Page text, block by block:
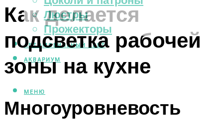
Люстры
Прожекторы
АВТОМОБИЛЬНЫЙ СВЕТ
АКВАРИУМ
МЕНЮ
Как делается
подсветка рабочей
зоны на кухне
Многоуровневость